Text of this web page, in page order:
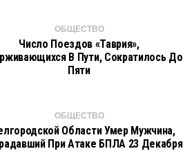
ОБЩЕСТВО
Число Поездов «Таврия»,
В Пути, Сократилось До
Пяти
ОБЩЕСТВО
Области Умер Мужчина,
При Атаке БПЛА 23 Декабря